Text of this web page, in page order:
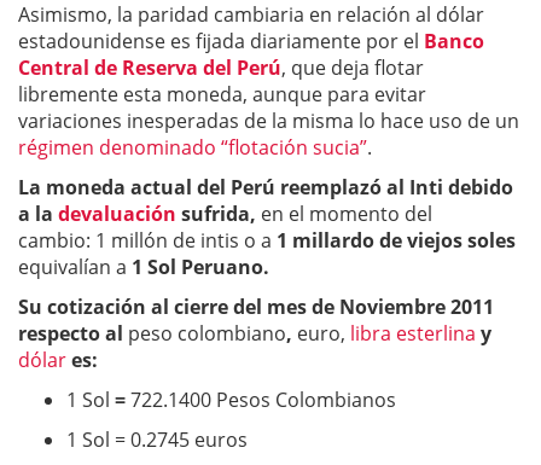
Asimismo, la paridad cambiaria en relación al dólar
estadounidense es fijada diariamente por el Banco
Central de Reserva del Perú, que deja flotar
libremente esta moneda, aunque para evitar
variaciones inesperadas de la misma lo hace uso de un
régimen denominado “flotación sucia”.
La moneda actual del Perú reemplazó al Inti debido
a la devaluación sufrida, en el momento del
cambio: 1 millón de intis o a 1 millardo de viejos soles
equivalían a 1 Sol Peruano.
Su cotización al cierre del mes de Noviembre 2011
respecto al peso colombiano, euro, libra esterlina y
dólares:
1 Sol =722.1400 Pesos Colombianos
1 Sol = 0.2745 euros